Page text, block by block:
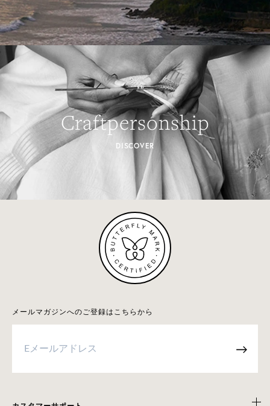
Craftpersonship
DISCOVER
メールマガジンへのご登録はこちらから
→